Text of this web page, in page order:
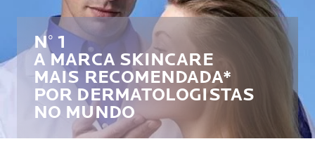
N° 1
A MARCA SKINCARE
MAIS RECOMENDADA*
POR DERMATOLOGISTAS
NO MUNDO